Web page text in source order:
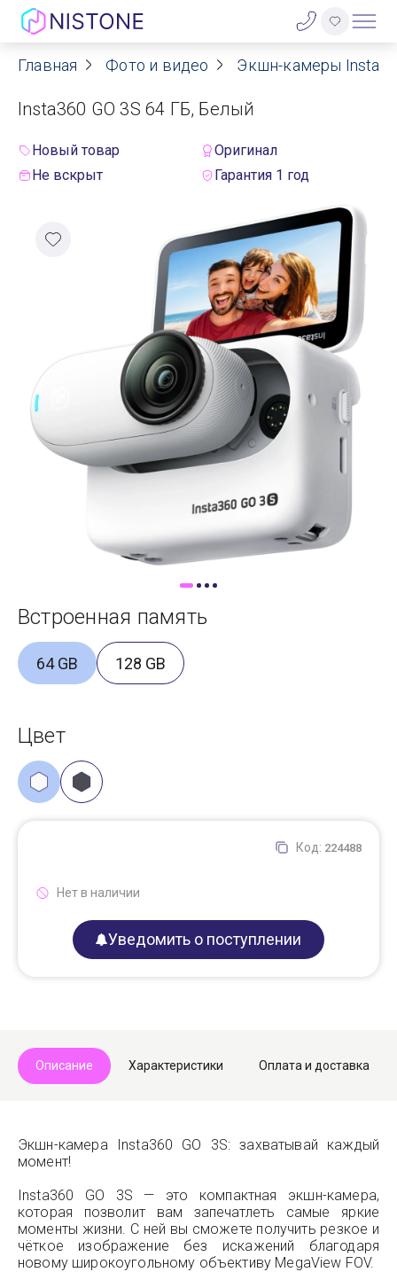
Акции
О нас
Гарантия
Оплата
Доставка
Trade-In
Главная Фото и видео Экшн-камеры
Insta360 GO 3S 64 ГБ, Белый
Новый товар
Оригинал
Не вскрыт
Гарантия 1 год
Встроенная память
64 GB 128 GB
Цвет
Код: 224488
Нет в наличии
Уведомить о поступлении
Описание Характеристики Оплата и доставка
Экшн-камера Insta360 GO 3S: захватывай каждый
момент!
Insta360 GO 3S — это компактная экшн-камера,
которая позволит вам запечатлеть самые яркие
моменты жизни. С ней вы сможете получить резкое и
чёткое изображение без искажений благодаря
новому широкоугольному объективу MegaView FOV.